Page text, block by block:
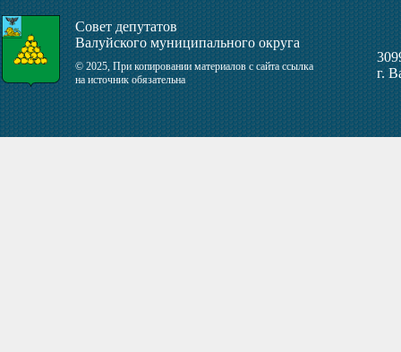
Совет депутатов
Валуйского муниципального округа
© 2025, При копировании материалов с сайта ссылка
на источник обязательна
г.